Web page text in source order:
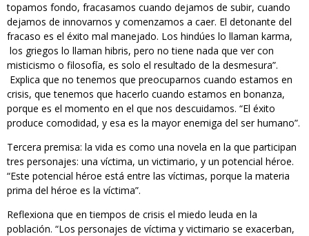
topamos fondo, fracasamos cuando dejamos de subir, cuando
dejamos de innovarnos y comenzamos a caer. El detonante del
fracaso es el éxito mal manejado. Los hindúes lo llaman karma,
los griegos lo llaman hibris, pero no tiene nada que ver con
misticismo o filosofía, es solo el resultado de la desmesura”.
Explica que no tenemos que preocuparnos cuando estamos en
crisis, que tenemos que hacerlo cuando estamos en bonanza,
porque es el momento en el que nos descuidamos. “El éxito
produce comodidad, y esa es la mayor enemiga del ser humano”.
Tercera premisa: la vida es como una novela en la que participan
tres personajes: una víctima, un victimario, y un potencial héroe.
“Este potencial héroe está entre las víctimas, porque la materia
prima del héroe es la víctima”.
Reflexiona que en tiempos de crisis el miedo leuda en la
población. “Los personajes de víctima y victimario se exacerban,